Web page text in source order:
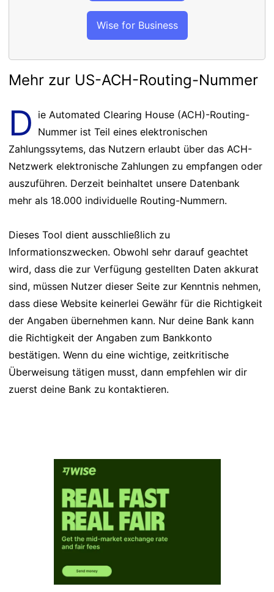
Wise for Business
Mehr zur US-ACH-Routing-Nummer
D ie Automated Clearing House (ACH)-Routing-
Nummer ist Teil eines elektronischen
Zahlungssytems, das Nutzern erlaubt über das ACH-
Netzwerk elektronische Zahlungen zu empfangen oder
auszuführen. Derzeit beinhaltet unsere Datenbank
mehr als 18.000 individuelle Routing-Nummern.
Dieses Tool dient ausschließlich zu
Informationszwecken. Obwohl sehr darauf geachtet
wird, dass die zur Verfügung gestellten Daten akkurat
sind, müssen Nutzer dieser Seite zur Kenntnis nehmen,
dass diese Website keinerlei Gewähr für die Richtigkeit
der Angaben übernehmen kann. Nur deine Bank kann
die Richtigkeit der Angaben zum Bankkonto
bestätigen. Wenn du eine wichtige, zeitkritische
Überweisung tätigen musst, dann empfehlen wir dir
zuerst deine Bank zu kontaktieren.